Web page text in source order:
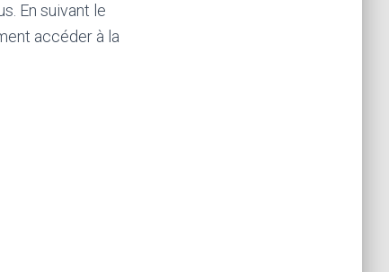
En suivant le
accéder à la